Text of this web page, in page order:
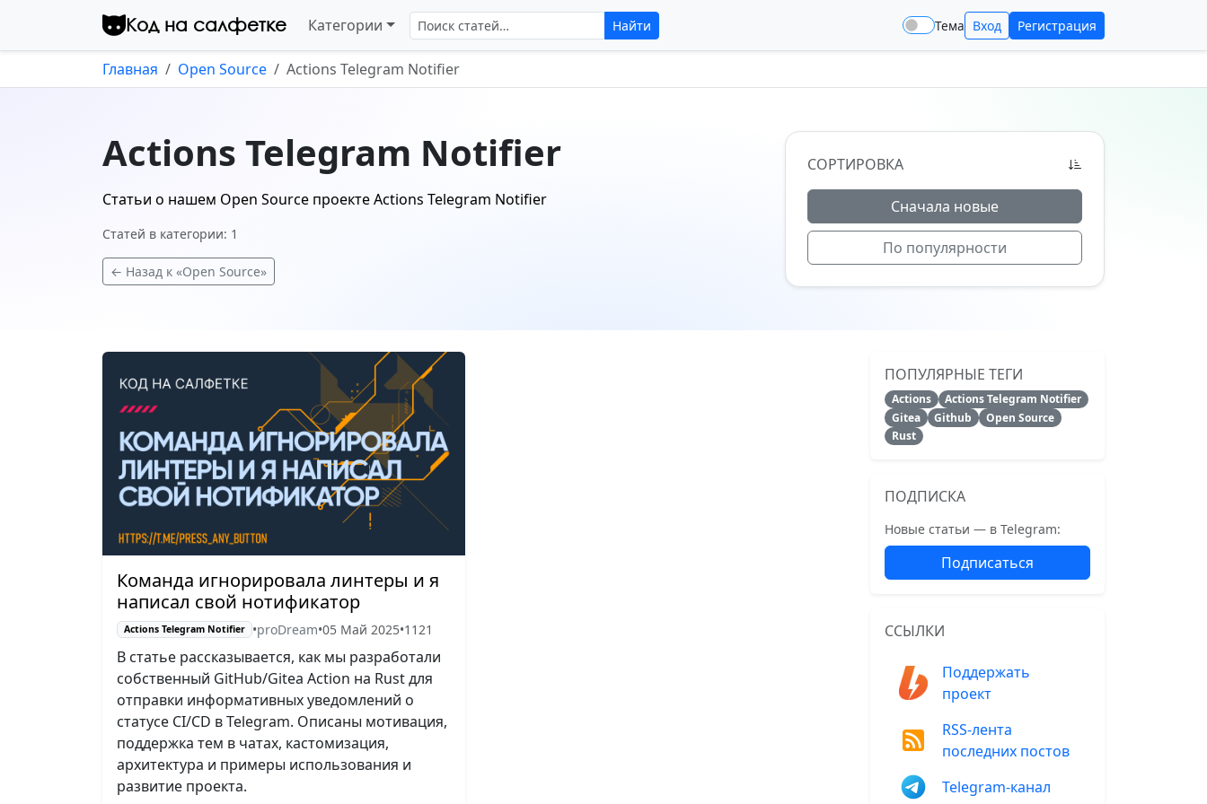
Перейти к контенту
Код на салфетке Категории Поиск по сайту Найти Тема Вход Регистрация
Главная Open Source Actions Telegram Notifier
Actions Telegram Notifier
Статьи о нашем Open Source проекте Actions Telegram Notifier
Статей в категории: 1
← Назад к «Open Source»
СОРТИРОВКА
Сначала новые
По популярности
Команда игнорировала линтеры и я
написал свой нотификатор
Actions Telegram Notifier •proDream•05 Май 2025•1121
В статье рассказывается, как мы разработали
собственный GitHub/Gitea Action на Rust для
отправки информативных уведомлений о
статусе CI/CD в Telegram. Описаны мотивация,
поддержка тем в чатах, кастомизация,
архитектура и примеры использования и
развитие проекта.
ПОПУЛЯРНЫЕ ТЕГИ
Actions
Actions Telegram Notifier
Gitea
Github
Open Source
Rust
ПОДПИСКА
Новые статьи — в Telegram:
Подписаться
ССЫЛКИ
Поддержать
проект
RSS-лента
последних постов
Telegram-канал